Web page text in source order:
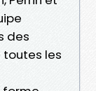
des
toutes les